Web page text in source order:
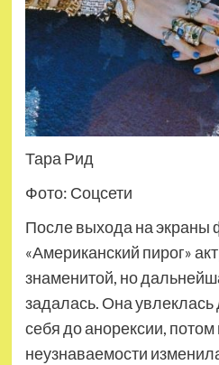
Тара Рид
Фото: Соцсети
После выхода на экраны
«Американский пирог»
знаменитой, но
задалась. Она
себя до анорексии, потом
неузнаваемости